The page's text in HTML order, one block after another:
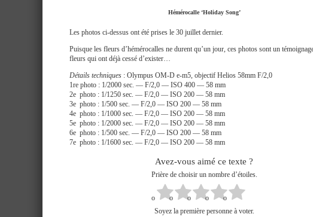
Hémérocalle ‘Holiday Song’
Les photos ci-dessus ont été prises le 30 juillet dernier.
Puisque les fleurs d’hémérocalles ne durent qu’un jour, ces photos sont un
fleurs qui ont déjà cessé d’exister…
Détails techniques : Olympus OM-D e-m5, objectif Helios 58mm F/2,0
1re photo : 1/2000 sec. — F/2,0 — ISO 400 — 58 mm
2e photo : 1/1250 sec. — F/2,0 — ISO 200 — 58 mm
3e photo : 1/500 sec. — F/2,0 — ISO 200 — 58 mm
4e photo : 1/1000 sec. — F/2,0 — ISO 200 — 58 mm
5e photo : 1/2000 sec. — F/2,0 — ISO 200 — 58 mm
6e photo : 1/500 sec. — F/2,0 — ISO 200 — 58 mm
7e photo : 1/1600 sec. — F/2,0 — ISO 200 — 58 mm
Avez-vous aimé ce texte ?
Prière de choisir un nombre d’étoiles.
Soyez la première personne à voter.